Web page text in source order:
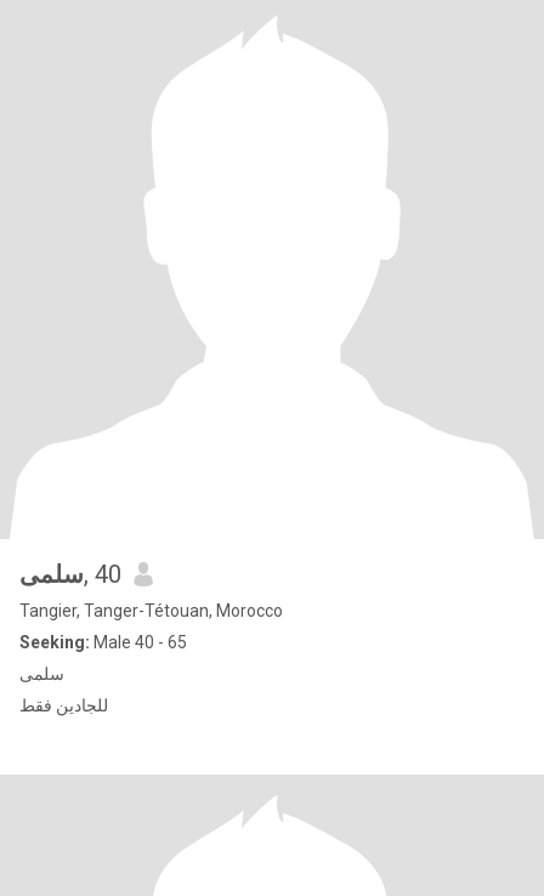
سلمى, 40
Tangier, Tanger-Tétouan, Morocco
Seeking: Male 40 - 65
سلمى
للجادين فقط